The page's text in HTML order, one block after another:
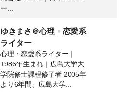
ー...
ゆきまさ＠心理・恋愛系
ライター
心理・恋愛系ライター｜
1986年生まれ｜広島大学大
学院修士課程修了者 2005年
より6年間、広島大学...